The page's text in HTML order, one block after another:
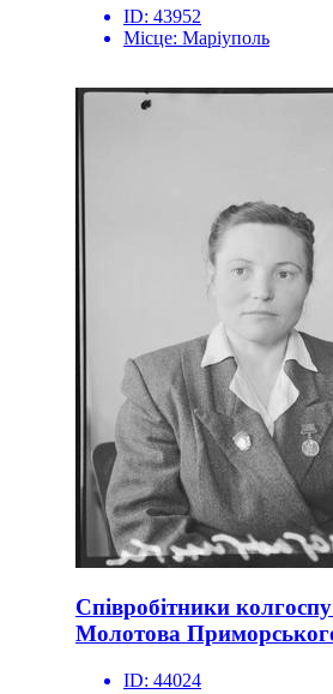
ID: 43952
Місце: Маріуполь
Співробітники
Молотова
ID: 44024